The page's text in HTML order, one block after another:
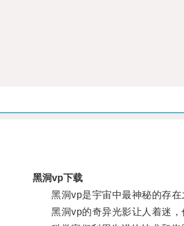
黑洞vp下载
黑洞vp是宇宙中最神秘的存在
黑洞vp的奇异光影让人着迷，